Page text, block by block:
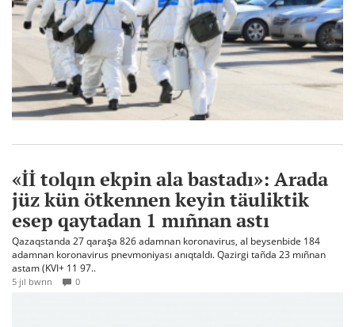
«İİ tolqın ekpin ala bastadı»: Arada
jüz kün ötkennen keyin täuliktik
esep qaytadan 1 mıñnan astı
Qazaqstanda 27 qaraşa 826 adamnan koronavirus, al beysenbide 184
adamnan koronavirus pnevmoniyası anıqtaldı. Qazirgi tañda 23 mıñnan
astam (KVI+ 11 97..
5 jıl bwrın 0